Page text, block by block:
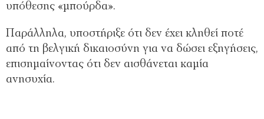
υπόθεσης «μπούρδα».
Παράλληλα, υποστήριξε ότι δεν έχει κληθεί ποτέ
από τη βελγική δικαιοσύνη για να δώσει εξηγήσεις,
επισημαίνοντας ότι δεν αισθάνεται καμία
ανησυχία.